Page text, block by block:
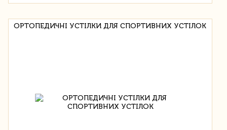
ОРТОПЕДИЧНІ УСТІЛКИ ДЛЯ СПОРТИВНИХ УСТІЛОК